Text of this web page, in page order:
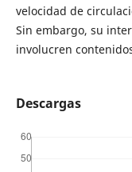
velocidad de
Sin embargo, su
involucren
Descargas